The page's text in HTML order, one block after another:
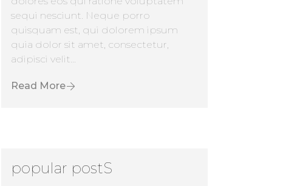
sequi nesciunt. Neque porro
quisquam est, qui dolorem ipsum
quia dolor sit amet, consectetur,
adipisci velit...
Read More
popular postS